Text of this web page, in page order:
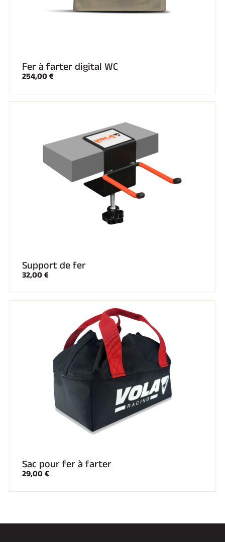
SKI COMPÉTITION
SKI DE FOND
Fer à farter digital WC
254,00 €
Support de fer
32,00 €
Sac pour fer à farter
29,00 €